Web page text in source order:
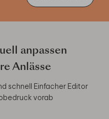
anpassen
Anlässe
schnell Einfacher Editor
vorab